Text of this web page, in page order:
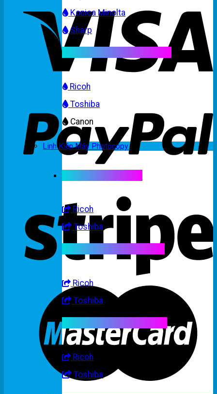
Konica Minolta
Sharp
Ricoh
Toshiba
Canon
Linh Kiện Máy Photocopy
Ricoh
Toshiba
Ricoh
Toshiba
Ricoh
Toshiba